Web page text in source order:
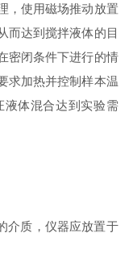
使用磁场推动放置
而达到搅拌液体的目
密闭条件下进行的情
求加热并控制样本温
液体混合达到实验需
质，仪器应放置于